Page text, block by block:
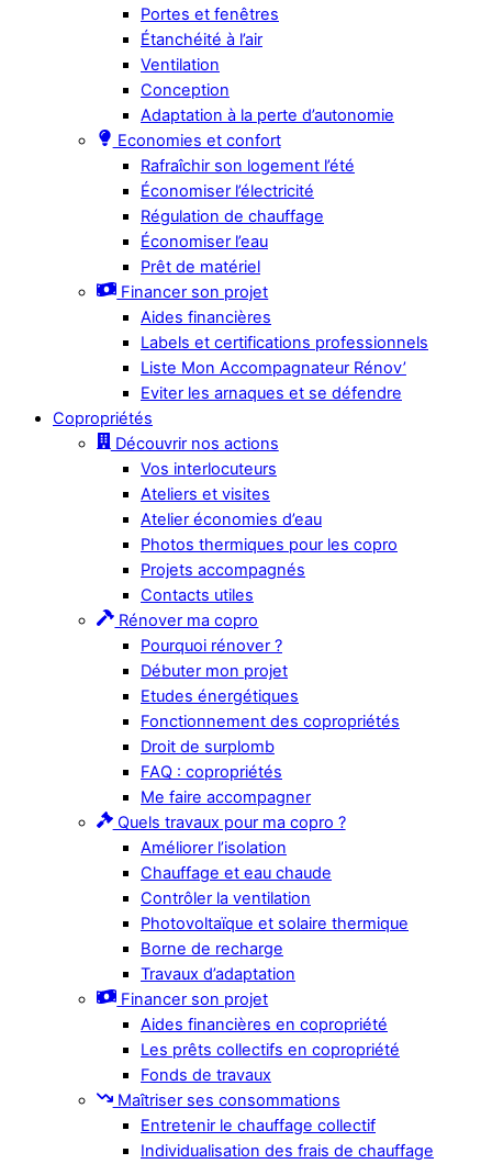
Portes et fenêtres
Étanchéité à l’air
Ventilation
Conception
Adaptation à la perte d’autonomie
Economies et confort
Rafraîchir son logement l’été
Économiser l’électricité
Régulation de chauffage
Économiser l’eau
Prêt de matériel
Financer son projet
Aides financières
Labels et certifications professionnels
Liste Mon Accompagnateur Rénov’
Eviter les arnaques et se défendre
Copropriétés
Découvrir nos actions
Vos interlocuteurs
Ateliers et visites
Atelier économies d’eau
Photos thermiques pour les copro
Projets accompagnés
Contacts utiles
Rénover ma copro
Pourquoi rénover ?
Débuter mon projet
Etudes énergétiques
Fonctionnement des copropriétés
Droit de surplomb
FAQ : copropriétés
Me faire accompagner
Quels travaux pour ma copro ?
Améliorer l’isolation
Chauffage et eau chaude
Contrôler la ventilation
Photovoltaïque et solaire thermique
Borne de recharge
Travaux d’adaptation
Financer son projet
Aides financières en copropriété
Les prêts collectifs en copropriété
Fonds de travaux
Maîtriser ses consommations
Entretenir le chauffage collectif
Individualisation des frais de chauffage